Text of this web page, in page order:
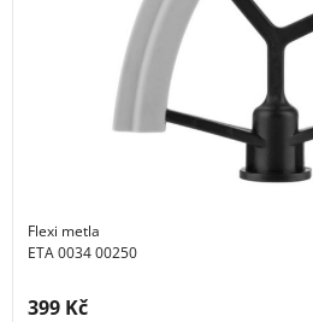
Flexi metla
ETA 0034 00250
Cena s DPH:
399 Kč